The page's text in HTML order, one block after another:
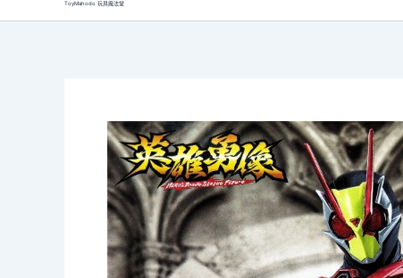
內
ToyMahodo 玩具魔法堂